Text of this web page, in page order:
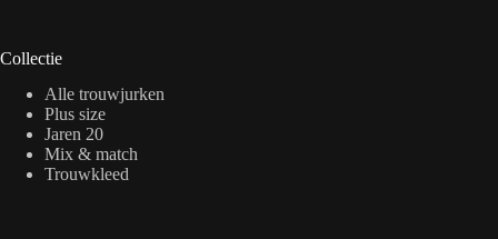
Collectie
Alle trouwjurken
Plus size
Jaren 20
Mix & match
Trouwkleed